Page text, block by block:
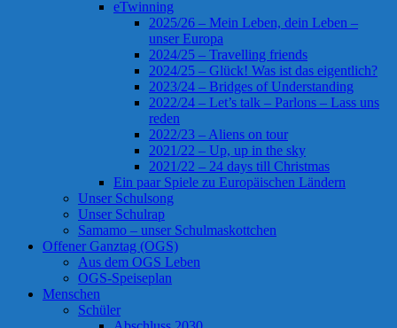
eTwinning
2025/26 – Mein Leben, dein Leben –
unser Europa
2024/25 – Travelling friends
2024/25 – Glück! Was ist das eigentlich?
2023/24 – Bridges of Understanding
2022/24 – Let’s talk – Parlons – Lass uns
reden
2022/23 – Aliens on tour
2021/22 – Up, up in the sky
2021/22 – 24 days till Christmas
Ein paar Spiele zu Europäischen Ländern
Unser Schulsong
Unser Schulrap
Samamo – unser Schulmaskottchen
Offener Ganztag (OGS)
Aus dem OGS Leben
OGS-Speiseplan
Menschen
Schüler